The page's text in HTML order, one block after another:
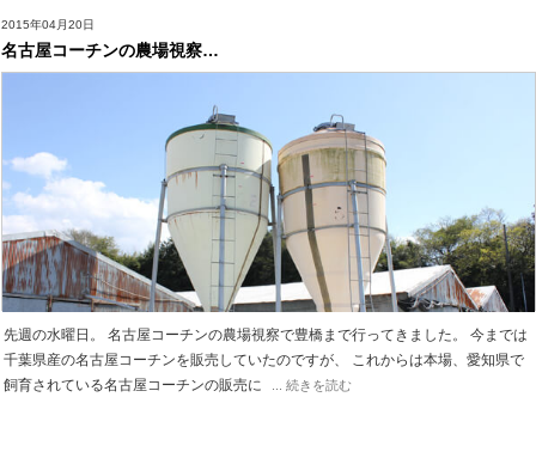
2015年04月20日
名古屋コーチンの農場視察…
先週の水曜日。 名古屋コーチンの農場視察で豊橋まで行ってきました。 今までは
千葉県産の名古屋コーチンを販売していたのですが、 これからは本場、愛知県で
飼育されている名古屋コーチンの販売に
... 続きを読む